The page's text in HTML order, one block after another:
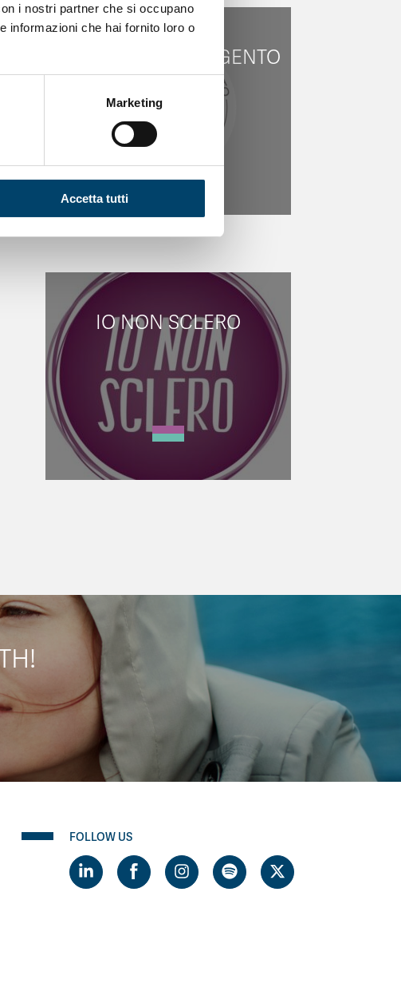
i nostri partner che si occupano
informazioni che hai fornito loro o
Marketing
Accetta tutti
BOLLINO ROSAARGENTO
IO NON SCLERO
FOLLOW US